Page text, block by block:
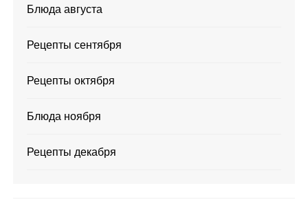
Блюда августа
Рецепты сентября
Рецепты октября
Блюда ноября
Рецепты декабря